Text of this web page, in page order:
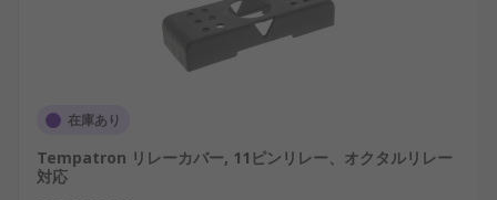
在庫あり
Tempatron リレーカバー, 11ピンリレー、オクタルリレー
対応